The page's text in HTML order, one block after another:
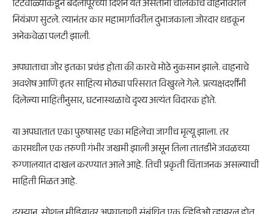
टिटवाळ्याकडून बदलापूरच्या दिशेने येत असताना चालकाचे वाहनावरील
नियंत्रण सुटले. त्यानंतर कार महामार्गावरील दुभाजकाला जोरदार धडकून
अनेकवेळा पलटी झाली.
अपघाताचा जोर इतका प्रचंड होता की कारचे मोठे नुकसान झाले. वाहनाचे
अवशेष आणि इतर साहित्य मोठ्या परिसरात विखुरले गेले. प्रत्यक्षदर्शींनी
दिलेल्या माहितीनुसार, घटनास्थळाचे दृश्य अत्यंत विदारक होते.
या अपघातात एका पुरुषासह एका महिलेचा जागीच मृत्यू झाला. तर
कारमधील एक तरुणी गंभीर जखमी झाली असून तिला तातडीने जवळच्या
रुग्णालयात दाखल करण्यात आले आहे. तिची प्रकृती चिंताजनक असल्याची
माहिती मिळत आहे.